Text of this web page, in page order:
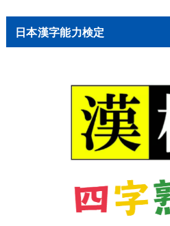
日本漢字能力検定